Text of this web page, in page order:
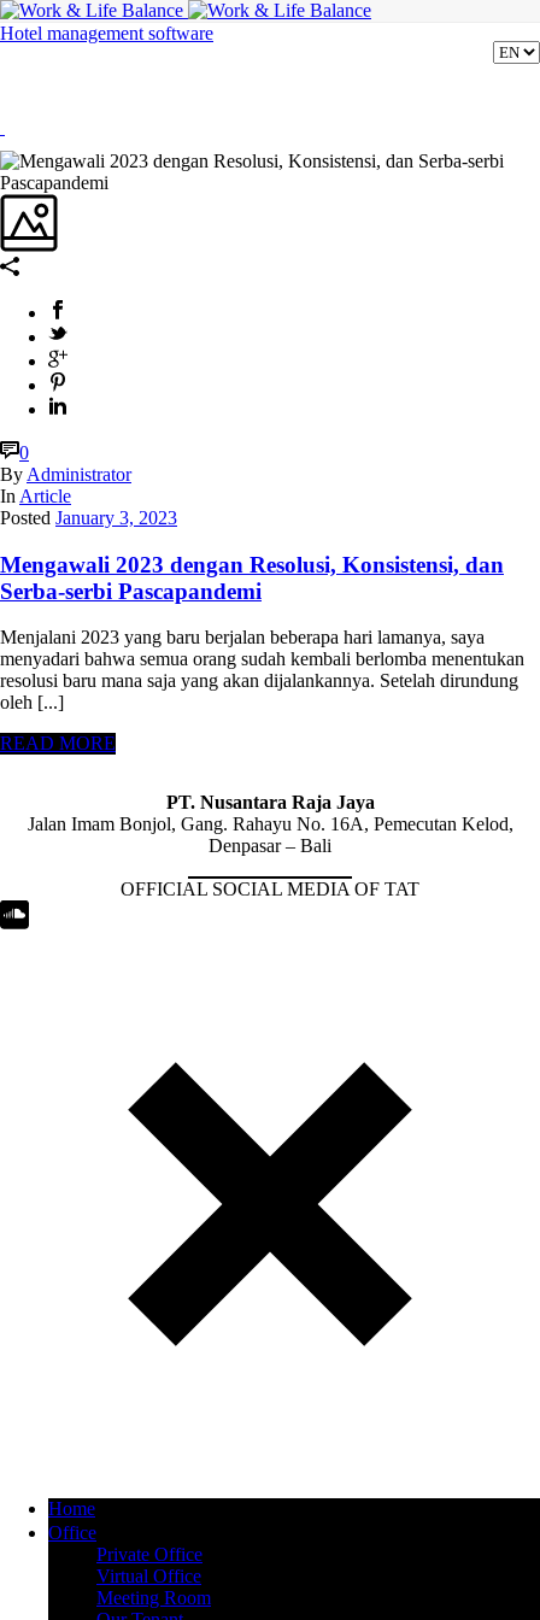
Hotel management software
0
By Administrator
In Article
Posted January 3, 2023
Mengawali 2023 dengan Resolusi, Konsistensi, dan
Serba-serbi Pascapandemi
Menjalani 2023 yang baru berjalan beberapa hari lamanya, saya
menyadari bahwa semua orang sudah kembali berlomba menentukan
resolusi baru mana saja yang akan dijalankannya. Setelah dirundung
oleh [...]
READ MORE
PT. Nusantara Raja Jaya
Jalan Imam Bonjol, Gang. Rahayu No. 16A, Pemecutan Kelod,
Denpasar – Bali
OFFICIAL SOCIAL MEDIA OF TAT
Home
Office
Private Office
Virtual Office
Meeting Room